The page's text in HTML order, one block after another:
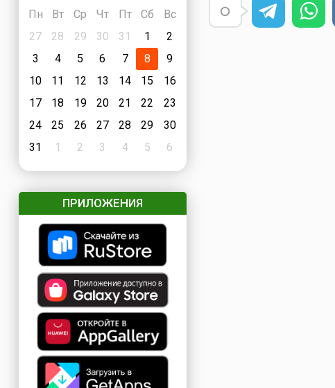
Пн
Вт Ср Чт Пт Сб
Вс
27
28 29 30 31 1
2
3
4 5 6 7 8
9
10
11 12 13 14 15
16
17
18 19 20 21 22
23
24
25 26 27 28 29
30
31
1 2 3 4 5 6
ПРИЛОЖЕНИЯ